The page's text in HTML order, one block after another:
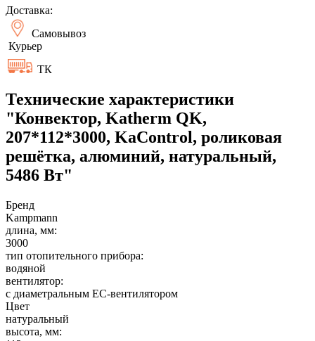
Доставка:
Самовывоз
Курьер
ТК
Технические характеристики
"Конвектор, Katherm QK,
207*112*3000, KaControl, роликовая
решётка, алюминий, натуральный,
5486 Вт"
Бренд
Kampmann
длина, мм:
3000
тип отопительного прибора:
водяной
вентилятор:
с диаметральным EC-вентилятором
Цвет
натуральный
высота, мм: